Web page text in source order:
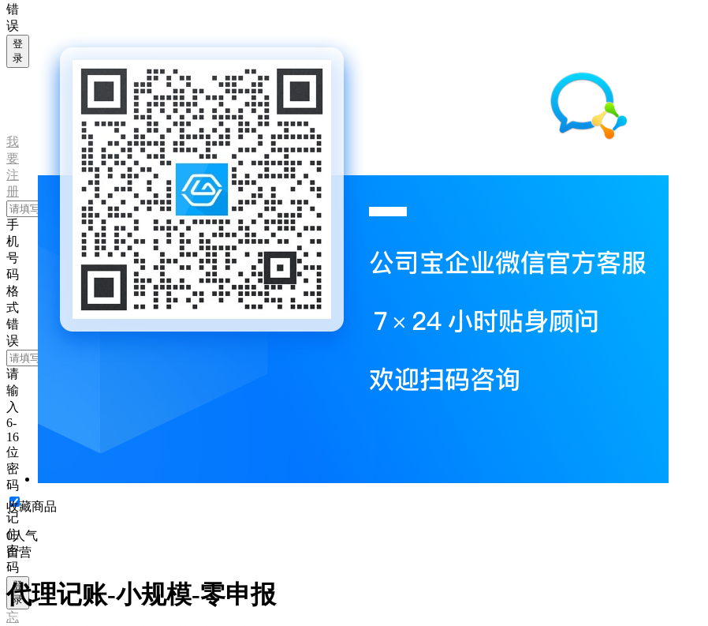
错
误
登
录
我
要
注
册
手
机
号
码
格
式
错
误
请
输
入
6-
16
位
密
码
记
住
密
码
登
录
忘
收藏商品
0人气
自营
代理记账-小规模-零申报